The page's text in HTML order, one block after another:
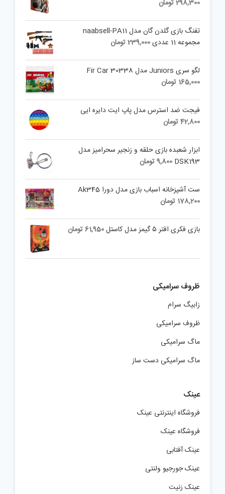
298,300تومان
تفنگ بازی گلدن گان مدل naabsell-PA11
مجموعه 11 عددی
239,000تومان
لگو سری Juniors مدل Fir Car 30338
165,000 تومان
فیجت ضد استرس مدل پاپ ایت دایره ایی
42,800تومان
ابزار شعبده بازی حلقه و زنجیر سحرامیز مدل
DSK193
9,800تومان
ست آشپزخانه اسباب بازی مدل دورا Ak345
178,200 تومان
بازی فکری افتر ۵ گیمز مدل کاستل 61,950تومان
ظروف سرامیکی
زابیگ سرام
ظروف سرامیکی
ماگ سرامیکی
ماگ سرامیکی دست ساز
عینک
فروشگاه اینترنتی عینک
فروشگاه عینک
عینک آفتابی
عینک جورجیو ولنتی
عینک زنیت